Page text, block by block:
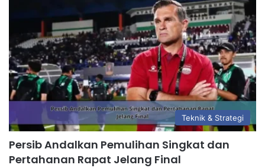
Teknik & Strategi
Persib Andalkan Pemulihan Singkat dan
Pertahanan Rapat Jelang Final